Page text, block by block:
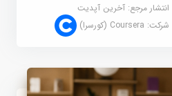
انتشار مرجع:آخرین آپدیت
شرکت:Coursera (کورسرا)